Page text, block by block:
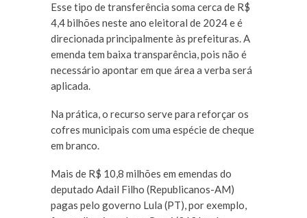
Esse tipo de transferência soma cerca de R$
4,4 bilhões neste ano eleitoral de 2024 e é
direcionada principalmente às prefeituras. A
emenda tem baixa transparência, pois não é
necessário apontar em que área a verba será
aplicada.
Na prática, o recurso serve para reforçar os
cofres municipais com uma espécie de cheque
em branco.
Mais de R$ 10,8 milhões em emendas do
deputado Adail Filho (Republicanos-AM)
pagas pelo governo Lula (PT), por exemplo,